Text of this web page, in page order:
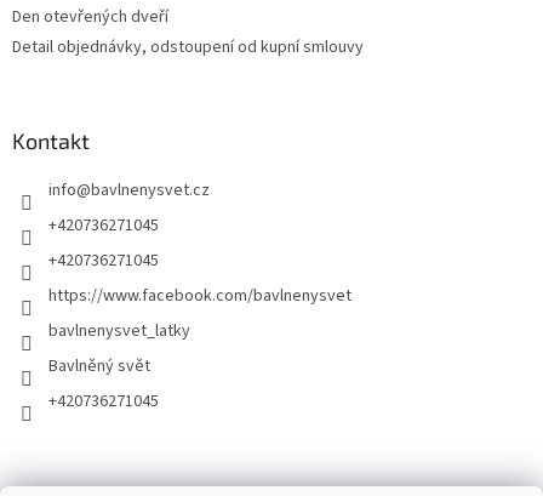
Den otevřených dveří
Detail objednávky, odstoupení od kupní smlouvy
Kontakt
info@bavlnenysvet.cz
+420736271045
+420736271045
https://www.facebook.com/bavlnenysvet
bavlnenysvet_latky
Bavlněný svět
+420736271045